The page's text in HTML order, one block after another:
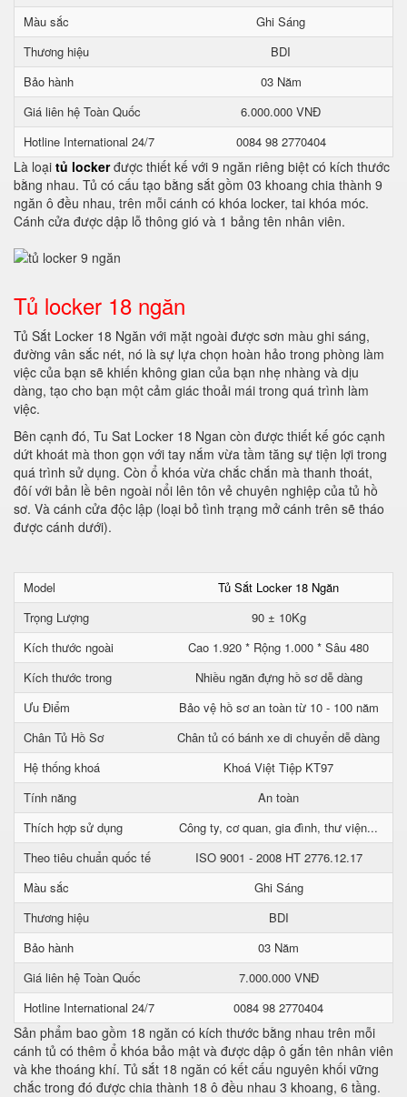
Màu sắc
Ghi Sáng
Thương hiệu
BDI
Bảo hành
03 Năm
Giá liên hệ Toàn Quốc
6.000.000 VNĐ
Hotline International 24/7
0084 98 2770404
Là loại tủ lockerđược thiết kế với 9 ngăn riêng biệt có kích thước
bằng nhau. Tủ có cấu tạo bằng sắt gồm 03 khoang chia thành 9
ngăn ô đều nhau, trên mỗi cánh có khóa locker, tai khóa móc.
Cánh cửa được dập lỗ thông gió và 1 bảng tên nhân viên.
Tủ locker 18 ngăn
Tủ Sắt Locker 18 Ngăn với mặt ngoài được sơn màu ghi sáng,
đường vân sắc nét, nó là sự lựa chọn hoàn hảo trong phòng làm
việc của bạn sẽ khiến không gian của bạn nhẹ nhàng và dịu
dàng, tạo cho bạn một cảm giác thoải mái trong quá trình làm
việc.
Bên cạnh đó, Tu Sat Locker 18 Ngan còn được thiết kế góc cạnh
dứt khoát mà thon gọn với tay nắm vừa tầm tăng sự tiện lợi trong
quá trình sử dụng. Còn ổ khóa vừa chắc chắn mà thanh thoát,
đôí với bản lề bên ngoài nổi lên tôn vẻ chuyên nghiệp của tủ hồ
sơ. Và cánh cửa độc lập (loại bỏ tình trạng mở cánh trên sẽ tháo
được cánh dưới).
Model
Tủ Sắt Locker 18 Ngăn
Trọng Lượng
90 ± 10Kg
Kích thước ngoài
Cao 1.920 * Rộng 1.000 * Sâu 480
Kích thước trong
Nhiều ngăn đựng hồ sơ dễ dàng
Ưu Điểm
Bảo vệ hồ sơ an toàn từ 10 - 100 năm
Chân Tủ Hồ Sơ
Chân tủ có bánh xe di chuyển dễ dàng
Hệ thống khoá
Khoá Việt Tiệp KT97
Tính năng
An toàn
Thích hợp sử dụng
Công ty, cơ quan, gia đình, thư viện...
Theo tiêu chuẩn quốc tế
ISO 9001 - 2008 HT 2776.12.17
Màu sắc
Ghi Sáng
Thương hiệu
BDI
Bảo hành
03 Năm
Giá liên hệ Toàn Quốc
7.000.000 VNĐ
Hotline International 24/7
0084 98 2770404
Sản phẩm bao gồm 18 ngăn có kích thước bằng nhau trên mỗi
cánh tủ có thêm ổ khóa bảo mật và được dập ô gắn tên nhân viên
và khe thoáng khí. Tủ sắt 18 ngăn có kết cấu nguyên khối vững
chắc trong đó được chia thành 18 ô đều nhau 3 khoang, 6 tầng.